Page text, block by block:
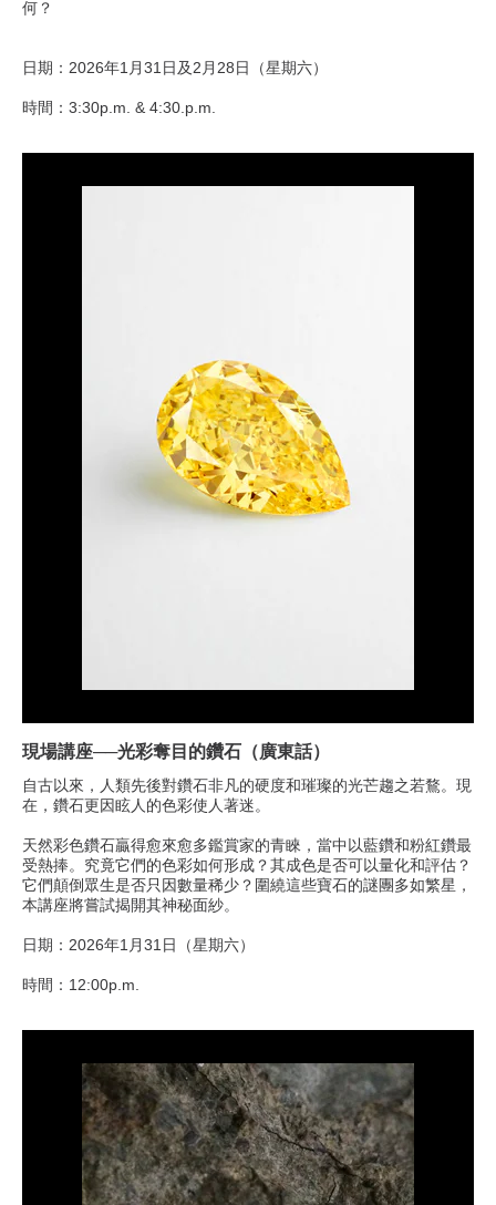
何？
日期：2026年1月31日及2月28日（星期六）
時間：3:30p.m. & 4:30.p.m.
現場講座──光彩奪目的鑽石（廣東話）
自古以來，人類先後對鑽石非凡的硬度和璀璨的光芒趨之若鶩。現
在，鑽石更因眩人的色彩使人著迷。
天然彩色鑽石贏得愈來愈多鑑賞家的青睞，當中以藍鑽和粉紅鑽最
受熱捧。究竟它們的色彩如何形成？其成色是否可以量化和評估？
它們顛倒眾生是否只因數量稀少？圍繞這些寶石的謎團多如繁星，
本講座將嘗試揭開其神秘面紗。
日期：2026年1月31日（星期六）
時間：12:00p.m.